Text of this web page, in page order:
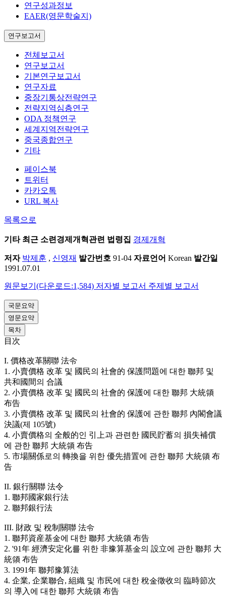
연구성과정보
EAER(영문학술지)
연구보고서
전체보고서
연구보고서
기본연구보고서
연구자료
중장기통상전략연구
전략지역심층연구
ODA 정책연구
세계지역전략연구
중국종합연구
기타
페이스북
트위터
카카오톡
URL 복사
목록으로
기타최근 소련경제개혁관련 법령집 경제개혁
저자 박제훈 , 신영재 발간번호 91-04 자료언어 Korean 발간일
1991.07.01
원문보기(다운로드:1,584) 저자별 보고서 주제별 보고서
국문요약
영문요약
목차
目次
I. 價格改革關聯 法令
1. 小賣價格 改革 및 國民의 社會的 保護問題에 대한 聯邦 및
共和國間의 合議
2. 小賣價格 改革 및 國民의 社會的 保護에 대한 聯邦 大統領
布告
3. 小賣價格 改革 및 國民의 社會的 保護에 관한 聯邦 內閣會議
決議(제 105號)
4. 小賣價格의 全般的인 引上과 관련한 國民貯蓄의 損失補償
에 관한 聯邦 大統領 布告
5. 市場關係로의 轉換을 위한 優先措置에 관한 聯邦 大統領 布
告
II. 銀行關聯 法令
1. 聯邦國家銀行法
2. 聯邦銀行法
III. 財政 및 稅制關聯 法令
1. 聯邦資産基金에 대한 聯邦 大統領 布告
2. '91年 經濟安定化를 위한 非豫算基金의 設立에 관한 聯邦 大
統領 布告
3. 1991年 聯邦豫算法
4. 企業, 企業聯合, 組織 및 市民에 대한 稅金徵收의 臨時節次
의 導入에 대한 聯邦 大統領 布告